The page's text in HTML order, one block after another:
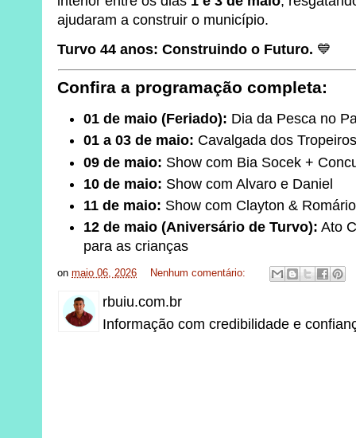
ajudaram a construir o município.
Turvo 44 anos: Construindo o Futuro. 💙
Confira a programação completa:
01 de maio (Feriado): Dia da Pesca no
01 a 03 de maio: Cavalgada dos Tropeiros
09 de maio: Show com Bia Socek +
10 de maio: Show com Alvaro e Daniel
11 de maio: Show com Clayton & Romário
12 de maio (Aniversário de Turvo): Ato
para as crianças
onmaio 06, 2026 Nenhum comentário:
rbuiu.com.br
Informação com credibilidade e